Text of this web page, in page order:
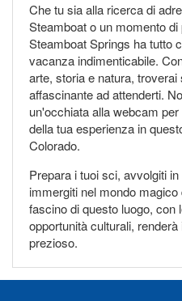
Che tu sia alla ricerca di
Steamboat o un momento
Steamboat Springs ha tutto
vacanza indimenticabile.
arte, storia e natura,
affascinante ad attenderti.
un'occhiata alla webcam
della tua esperienza in
Colorado.
Prepara i tuoi sci, avvolgiti
immergiti nel mondo
fascino di questo luogo, con
opportunità culturali,
prezioso.